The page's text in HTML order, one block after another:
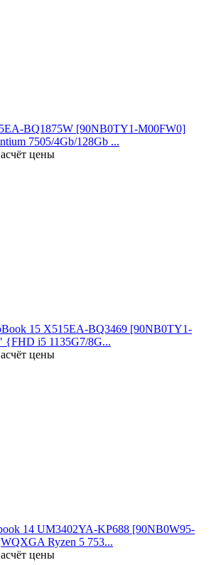
BQ1875W [90NB0TY1-M00FW0]
7505/4Gb/128Gb ...
цены
15 X515EA-BQ3469 [90NB0TY1-
{FHD i5 1135G7/8G...
цены
14 UM3402YA-KP688 [90NB0W95-
Ryzen 5 753...
цены